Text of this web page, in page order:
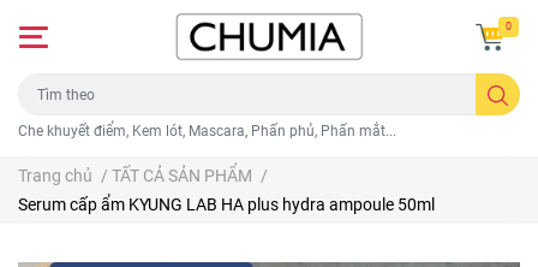
Che khuyết điểm, Kem lót, Mascara, Phấn phủ, Phấn mắt...
0
Trang chủ / TẤT CẢ SẢN PHẨM /
Serum cấp ẩm KYUNG LAB HA plus hydra ampoule 50ml